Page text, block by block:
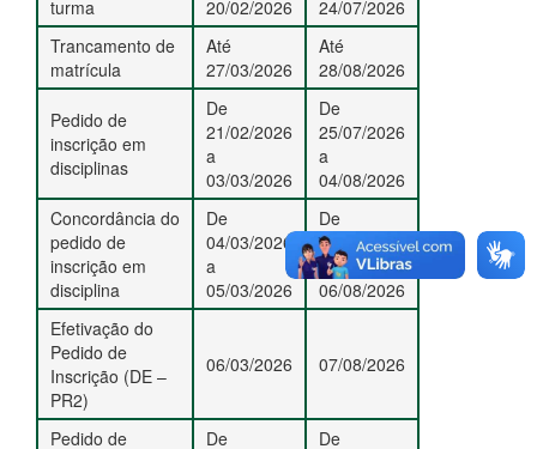
turma 20/02/2026
24/07/2026
Trancamento de
matrícula
Até
27/03/2026
Até
28/08/2026
Pedido de
inscrição em
disciplinas
De
21/02/2026
a
03/03/2026
De
25/07/2026
a
04/08/2026
Concordância do
pedido de
inscrição em
disciplina
De
04/03/2026
a
05/03/2026
De
05/08/2026
a
06/08/2026
Efetivação do
Pedido de
Inscrição (DE –
PR2)
06/03/2026 07/08/2026
Pedido de
De
De